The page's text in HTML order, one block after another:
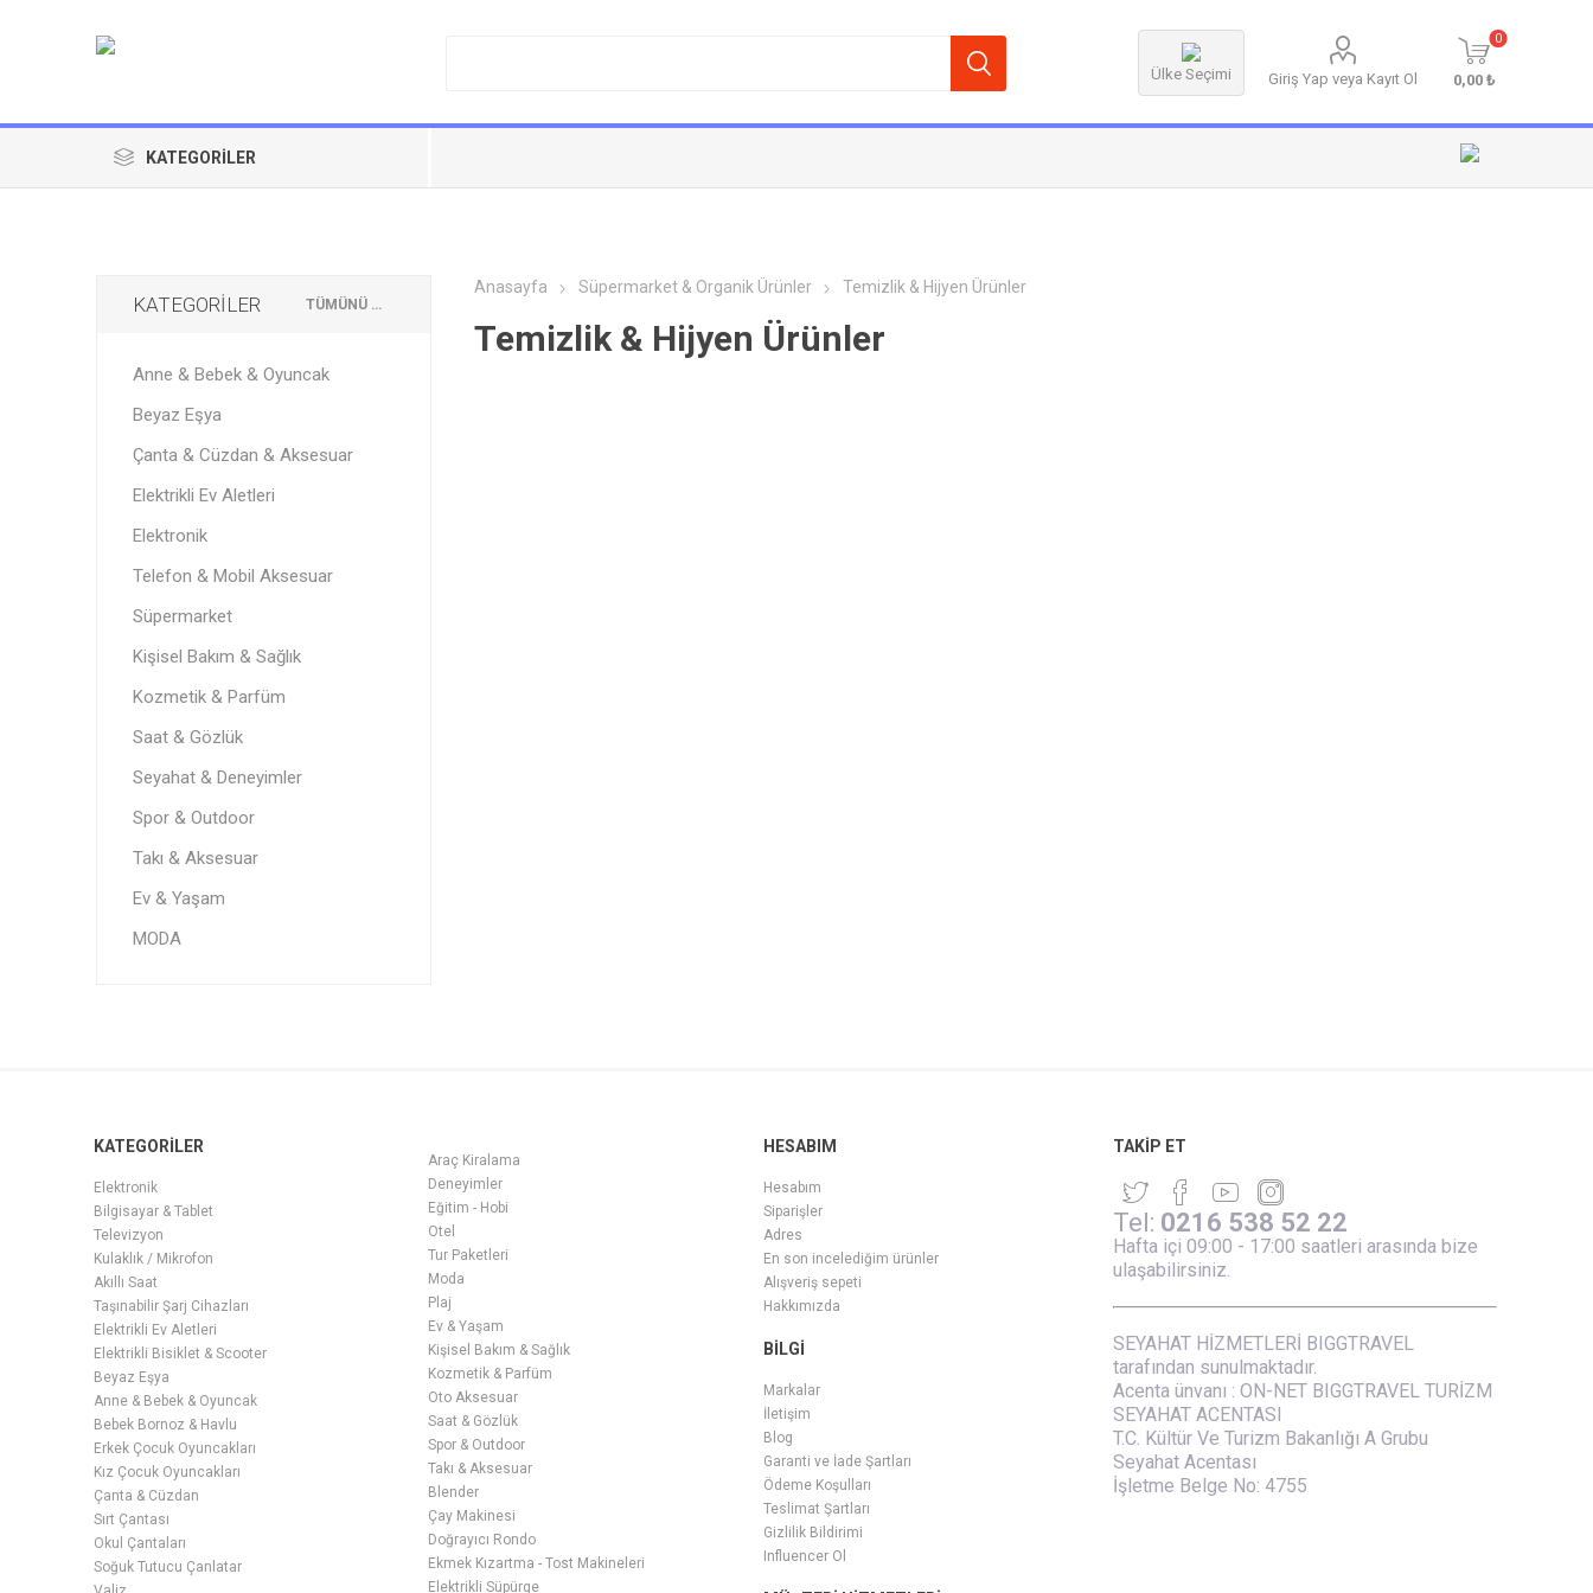
Ülke Seçimi Giriş Yap veya Kayıt Ol
0
0,00 ₺
KATEGORILER
Anasayfa Süpermarket & Organik Ürünler Temizlik & Hijyen Ürünler
Temizlik & Hijyen Ürünler
TÜMÜNÜ TEMIZLE
KATEGORİLER
Anne & Bebek & Oyuncak
Beyaz Eşya
Çanta & Cüzdan & Aksesuar
Elektrikli Ev Aletleri
Elektronik
Telefon & Mobil Aksesuar
Süpermarket
Kişisel Bakım & Sağlık
Kozmetik & Parfüm
Saat & Gözlük
Seyahat & Deneyimler
Spor & Outdoor
Takı & Aksesuar
Ev & Yaşam
MODA
KATEGORİLER
Elektronik
Bilgisayar & Tablet
Televizyon
Kulaklık / Mikrofon
Akıllı Saat
Taşınabilir Şarj Cihazları
Elektrikli Ev Aletleri
Elektrikli Bisiklet & Scooter
Beyaz Eşya
Anne & Bebek & Oyuncak
Bebek Bornoz & Havlu
Erkek Çocuk Oyuncakları
Kız Çocuk Oyuncakları
Çanta & Cüzdan
Sırt Çantası
Okul Çantaları
Soğuk Tutucu Çanlatar
Araç Kiralama
Deneyimler
Eğitim - Hobi
Otel
Tur Paketleri
Moda
Plaj
Ev & Yaşam
Kişisel Bakım & Sağlık
Kozmetik & Parfüm
Oto Aksesuar
Saat & Gözlük
Spor & Outdoor
Takı & Aksesuar
Blender
Çay Makinesi
Doğrayıcı Rondo
Ekmek Kızartma - Tost Makineleri
Elektrikli Süpürge
HESABIM
Hesabım
Siparişler
Adres
En son incelediğim ürünler
Alışveriş sepeti
Hakkımızda
BILGI
Markalar
İletişim
Blog
Garanti ve İade Şartları
Ödeme Koşulları
Teslimat Şartları
Gizlilik Bildirimi
Influencer Ol
TAKIP ET
Tel: 0216 538 52 22
Hafta içi 09:00 - 17:00 saatleri arasında bize
ulaşabilirsiniz.
SEYAHAT HİZMETLERİ BIGGTRAVEL
tarafından sunulmaktadır.
Acenta ünvanı : ON-NET BIGGTRAVEL TURİZM
SEYAHAT ACENTASI
T.C. Kültür Ve Turizm Bakanlığı A Grubu
Seyahat Acentası
İşletme Belge No: 4755